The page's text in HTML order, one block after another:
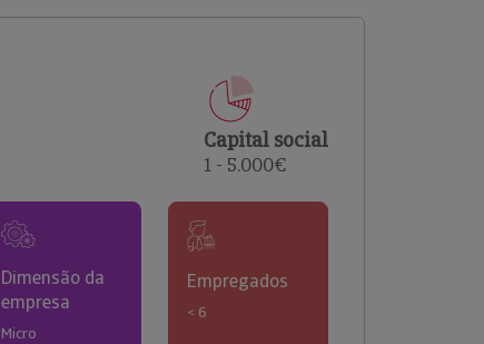
comerciais e analisar o risco de incumprimento dos
Capital social
1 - 5.000€
Dimensão da
empresa
Micro
Empregados
< 6